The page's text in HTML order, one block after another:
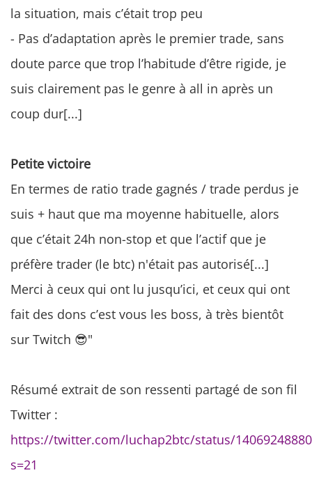
la situation, mais c’était trop peu
- Pas d’adaptation après le premier trade, sans
doute parce que trop l’habitude d’être rigide, je
suis clairement pas le genre à all in après un
coup dur[...]
Petite victoire
En termes de ratio trade gagnés / trade perdus je
suis + haut que ma moyenne habituelle, alors
que c’était 24h non-stop et que l’actif que je
préfère trader (le btc) n'était pas autorisé[...]
Merci à ceux qui ont lu jusqu’ici, et ceux qui ont
fait des dons c’est vous les boss, à très bientôt
sur Twitch 😎"
Résumé extrait de son ressenti partagé de son fil
Twitter :
https://twitter.com/luchap2btc/status/
s=21